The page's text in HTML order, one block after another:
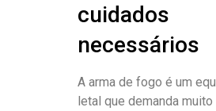
cuidados
necessários
A arma de fogo é um
letal que demanda